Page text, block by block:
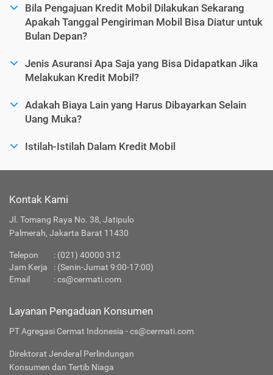
Bila Pengajuan Kredit Mobil Dilakukan Sekarang
Apakah Tanggal Pengiriman Mobil Bisa Diatur untuk
Bulan Depan?
Jenis Asuransi Apa Saja yang Bisa Didapatkan Jika
Melakukan Kredit Mobil?
Adakah Biaya Lain yang Harus Dibayarkan Selain
Uang Muka?
Istilah-Istilah Dalam Kredit Mobil
Kontak Kami
Jl. Tomang Raya No. 38, Jatipulo
Palmerah, Jakarta Barat 11430
Telepon : (021) 40000 312
Jam Kerja
: (Senin-Jumat 9:00-17:00)
Email
:cs@cermati.com
Layanan Pengaduan Konsumen
PT Agregasi Cermat Indonesia - cs@cermati.com
Direktorat Jenderal Perlindungan
Konsumen dan Tertib Niaga